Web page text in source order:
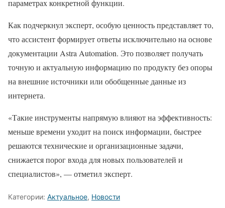
параметрах конкретной функции.
Как подчеркнул эксперт, особую ценность представляет то,
что ассистент формирует ответы исключительно на основе
документации Astra Automation. Это позволяет получать
точную и актуальную информацию по продукту без опоры
на внешние источники или обобщенные данные из
интернета.
«Такие инструменты напрямую влияют на эффективность:
меньше времени уходит на поиск информации, быстрее
решаются технические и организационные задачи,
снижается порог входа для новых пользователей и
специалистов», — отметил эксперт.
Категории: Актуальное, Новости